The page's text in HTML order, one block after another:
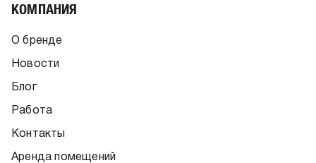
КОМПАНИЯ
О бренде
Новости
Блог
Работа
Контакты
Аренда помещений